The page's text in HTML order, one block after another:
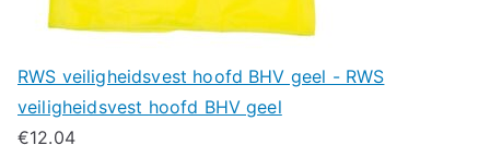
RWS veiligheidsvest hoofd BHV geel - RWS
veiligheidsvest hoofd BHV geel
€12.04